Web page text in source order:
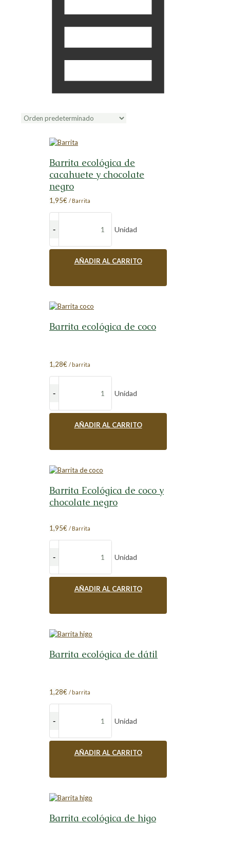
Barrita ecológica de
cacahuete y chocolate
negro
1,95€ / Barrita
Unidad
AÑADIR AL CARRITO
Barrita ecológica de coco
1,28€ / barrita
Unidad
AÑADIR AL CARRITO
Barrita Ecológica de coco y
chocolate negro
1,95€ / Barrita
Unidad
AÑADIR AL CARRITO
Barrita ecológica de dátil
1,28€ / barrita
Unidad
AÑADIR AL CARRITO
Barrita ecológica de higo